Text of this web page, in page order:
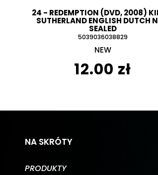
24 - REDEMPTION (DVD, 2008)
SUTHERLAND ENGLISH DUTCH
SEALED
5039036038829
NEW
12.00 zł
NA SKRÓTY
PRODUKTY